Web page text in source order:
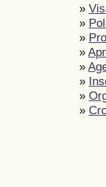
»
»
»
»
»
»
»
»